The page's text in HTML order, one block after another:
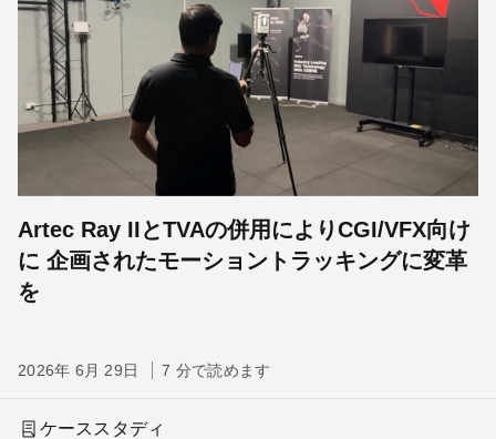
Artec Ray IIとTVAの併用によりCGI/VFX向け
に 企画されたモーショントラッキングに変革
を
2026年 6月 29日 7 分で読めます
ケーススタディ